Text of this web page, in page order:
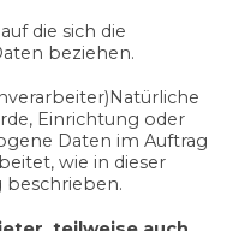
die sich die
beziehen.
Einrichtung oder
Daten im Auftrag
wie in dieser
beschrieben.